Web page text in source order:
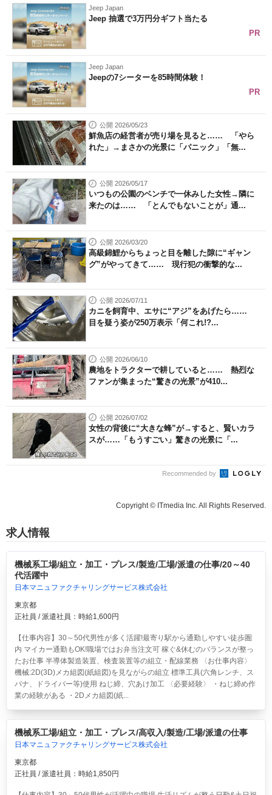
Jeep Japan
Jeep 抽選で3万円分ギフト当たる
PR
Jeep Japan
Jeepの7シーターを85時間体験！
PR
公開 2026/05/23
鮮魚店の経営者が売り場を見ると…… 「やら
れた」→まさかの光景に「パニック」「無...
公開 2026/05/17
いつもの公園のベンチで一休みした女性→隣に
来たのは…… 「とんでもないことが」通...
公開 2026/03/20
高級錦鯉からちょっと目を離した隙に“ギャン
グ”がやってきて…… 現行犯の衝撃的な...
公開 2026/07/11
カニを飼育中、エサに“アジ”をあげたら……
目を疑う姿が250万表示「何これ!?...
公開 2026/06/10
農地をトラクターで耕していると…… 熱烈な
ファンが集まった“驚きの光景”が410...
公開 2026/07/02
女性の背後に“大きな蜂”が→すると、賢いカラ
スが……「もうすごい」驚きの光景に「...
Recommended by
Copyright © ITmedia Inc. All Rights Reserved.
求人情報
機械系工場/組立・加工・プレス/製造/工場/派遣の仕事/20～40
代活躍中
日本マニュファクチャリングサービス株式会社
東京都
正社員 / 派遣社員：時給1,600円
【仕事内容】30～50代男性が多く活躍!最寄り駅から通勤しやすい徒歩圏
内 マイカー通勤もOK!職場ではお弁当注文可 稼ぐ&休むのバランスが整っ
たお仕事 半導体製造装置、検査装置等の組立・配線業務 〈お仕事内容〉
機械:2D(3D)メカ組図(紙組図)を見ながらの組立 標準工具(六角レンチ、ス
パナ、ドライバー等)使用 ねじ締、穴あけ加工 〈必要経験〉 ・ねじ締め作
業の経験がある ・2Dメカ組図(紙...
機械系工場/組立・加工・プレス/高収入/製造/工場/派遣の仕事
日本マニュファクチャリングサービス株式会社
東京都
正社員 / 派遣社員：時給1,850円